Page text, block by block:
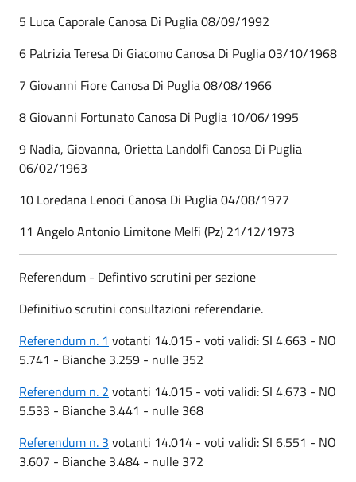
5 Luca Caporale Canosa Di Puglia 08/09/1992
6 Patrizia Teresa Di Giacomo Canosa Di Puglia 03/10/1968
7 Giovanni Fiore Canosa Di Puglia 08/08/1966
8 Giovanni Fortunato Canosa Di Puglia 10/06/1995
9 Nadia, Giovanna, Orietta Landolfi Canosa Di Puglia
06/02/1963
10 Loredana Lenoci Canosa Di Puglia 04/08/1977
11 Angelo Antonio Limitone Melfi (Pz) 21/12/1973
Referendum - Defintivo scrutini per sezione
Definitivo scrutini consultazioni referendarie.
Referendum n. 1 votanti 14.015 - voti validi: SI 4.663 - NO
5.741 - Bianche 3.259 - nulle 352
Referendum n. 2 votanti 14.015 - voti validi: SI 4.673 - NO
5.533 - Bianche 3.441 - nulle 368
Referendum n. 3 votanti 14.014 - voti validi: SI 6.551 - NO
3.607 - Bianche 3.484 - nulle 372